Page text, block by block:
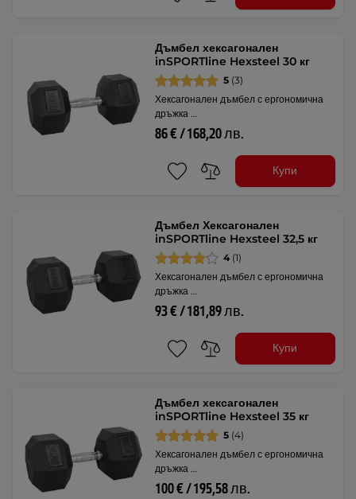
Дъмбел хексагонален
inSPORTline Hexsteel 30 кг
5 (3)
Хексагонален дъмбел с ергономична
дръжка …
86 € / 168,20 лв.
Купи
Дъмбел Хексагонален
inSPORTline Hexsteel 32,5 кг
4 (1)
Хексагонален дъмбел с ергономична
дръжка …
93 € / 181,89 лв.
Купи
Дъмбел хексагонален
inSPORTline Hexsteel 35 кг
5 (4)
Хексагонален дъмбел с ергономична
дръжка …
100 € / 195,58 лв.